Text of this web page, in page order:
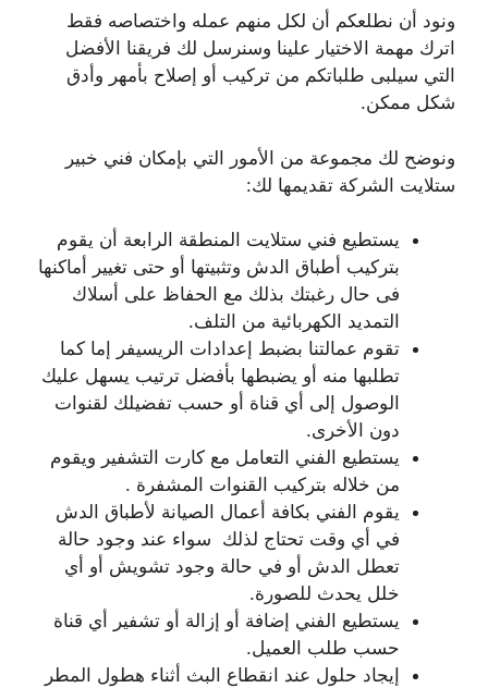
ونود أن نطلعكم أن لكل منهم عمله واختصاصه فقط
اترك مهمة الاختيار علينا وسنرسل لك فريقنا الأفضل
التي سيلبى طلباتكم من تركيب أو إصلاح بأمهر وأدق
شكل ممكن.
ونوضح لك مجموعة من الأمور التي بإمكان فني خبير
ستلايت الشركة تقديمها لك:
يستطيع فني ستلايت المنطقة الرابعة أن يقوم
بتركيب أطباق الدش وتثبيتها أو حتى تغيير أماكنها
فى حال رغبتك بذلك مع الحفاظ على أسلاك
التمديد الكهربائية من التلف.
تقوم عمالتنا بضبط إعدادات الريسيفر إما كما
تطلبها منه أو يضبطها بأفضل ترتيب يسهل عليك
الوصول إلى أي قناة أو حسب تفضيلك لقنوات
دون الأخرى.
يستطيع الفني التعامل مع كارت التشفير ويقوم
من خلاله بتركيب القنوات المشفرة .
يقوم الفني بكافة أعمال الصيانة لأطباق الدش
في أي وقت تحتاج لذلك سواء عند وجود حالة
تعطل الدش أو في حالة وجود تشويش أو أي
خلل يحدث للصورة.
يستطيع الفني إضافة أو إزالة أو تشفير أي قناة
حسب طلب العميل.
إيجاد حلول عند انقطاع البث أثناء هطول المطر